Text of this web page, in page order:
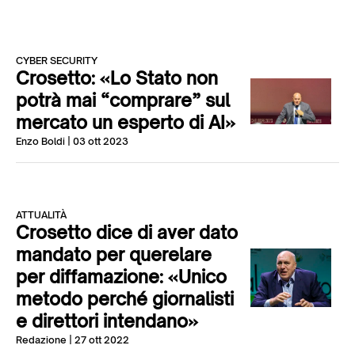
Chi siamo
Contatti
CYBER SECURITY
Crosetto: «Lo Stato non
potrà mai “comprare” sul
mercato un esperto di AI»
Enzo Boldi | 03 ott 2023
ATTUALITÀ
Crosetto dice di aver dato
mandato per querelare
per diffamazione: «Unico
metodo perché giornalisti
e direttori intendano»
Redazione | 27 ott 2022